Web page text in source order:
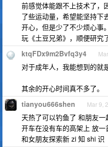
前感觉体能跟不上技术了，
了些运动量，希望能坚持下
开心，但是少了不少烦心事
玩《土豆兄弟》，顺便研究
ktqFDx9m2Bvfq3y4
对于成年人，我能想到的就
其余的开心时间真不多了。
tianyou666shen Mar 9,
天热了可以钓鱼了 和朋友
开车在没有车的高架上 放
和女朋友探索新 zi 知 shi 识